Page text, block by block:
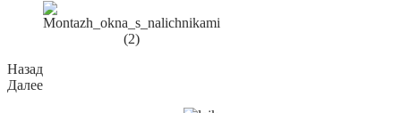
Назад
Далее